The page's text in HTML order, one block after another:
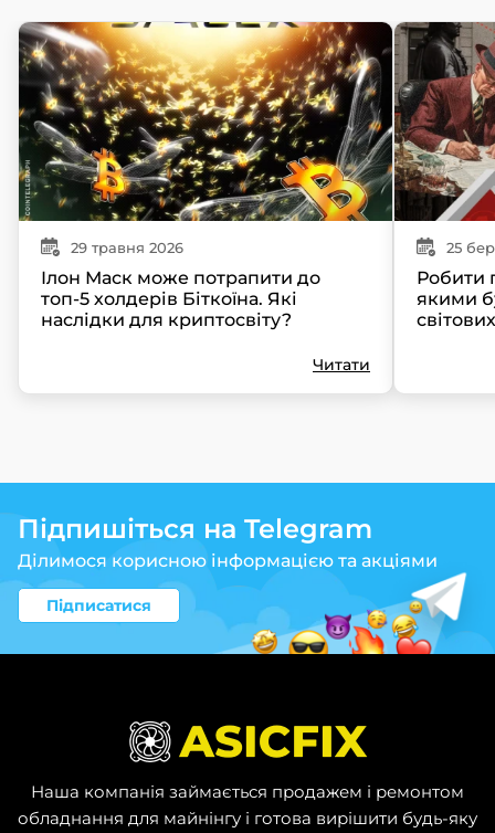
29 травня 2026
Ілон Маск може потрапити до
топ-5 холдерів Біткоїна. Які
наслідки для криптосвіту?
Читати
25
Робити
якими
Підпишіться на Telegram
Ділимося корисною інформацією та акціями
Підписатися
Наша компанія займається продажем і ремонтом
обладнання для майнінгу і готова вирішити будь-яку